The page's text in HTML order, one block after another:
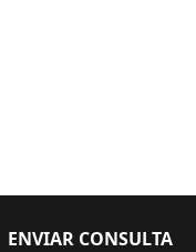
ENVIAR CONSULTA